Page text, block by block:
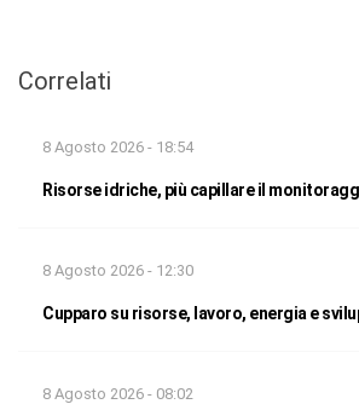
Correlati
8 Agosto 2026 - 18:54
Risorse idriche, più capillare il
8 Agosto 2026 - 12:30
Cupparo su risorse, lavoro, energia e
8 Agosto 2026 - 08:02